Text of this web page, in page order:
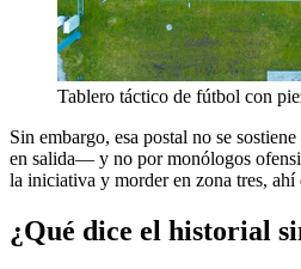
Tablero táctico de fútbol con
Sin embargo, esa postal no se
en salida— y no por monólogos
la iniciativa y morder en zona tres, ahí
¿Qué dice el historial